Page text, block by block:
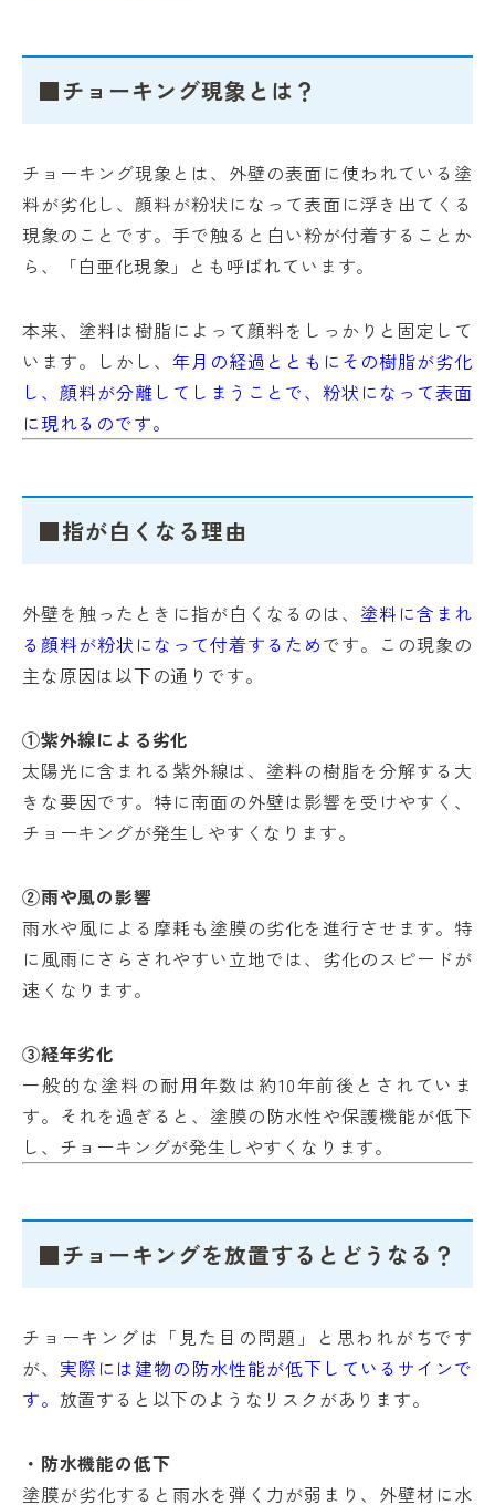
■チョーキング現象とは？
チョーキング現象とは、外壁の表面に使われている塗
料が劣化し、顔料が粉状になって表面に浮き出てくる
現象のことです。手で触ると白い粉が付着することか
ら、「白亜化現象」とも呼ばれています。
本来、塗料は樹脂によって顔料をしっかりと固定して
います。しかし、年月の経過とともにその樹脂が劣化
し、顔料が分離してしまうことで、粉状になって表面
に現れるのです。
■指が白くなる理由
外壁を触ったときに指が白くなるのは、 塗料に含まれ
る顔料が粉状になって付着するためです。この現象の
主な原因は以下の通りです。
①紫外線による劣化
太陽光に含まれる紫外線は、塗料の樹脂を分解する大
きな要因です。特に南面の外壁は影響を受けやすく、
チョーキングが発生しやすくなります。
②雨や風の影響
雨水や風による摩耗も塗膜の劣化を進行させます。特
に風雨にさらされやすい立地では、劣化のスピードが
速くなります。
③経年劣化
一般的な塗料の耐用年数は約10年前後とされていま
す。それを過ぎると、塗膜の防水性や保護機能が低下
し、チョーキングが発生しやすくなります。
■チョーキングを放置するとどうなる？
チョーキングは「見た目の問題」と思われがちです
が、 実際には建物の防水性能が低下しているサインで
す。 放置すると以下のようなリスクがあります。
・防水機能の低下
塗膜が劣化すると雨水を弾く力が弱まり、外壁材に水